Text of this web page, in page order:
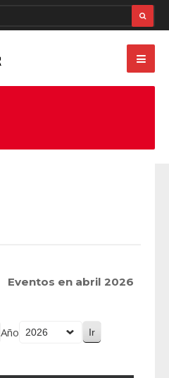
Eventos en abril 2026
Año